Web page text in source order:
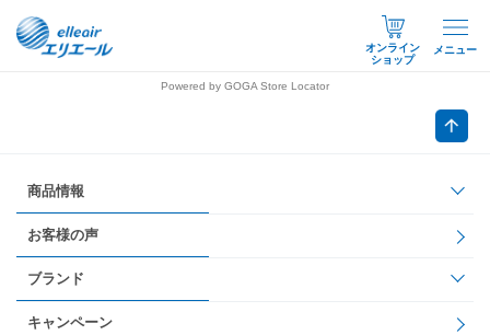
オンライン
ショップ
メニュー
Powered by GOGA Store Locator
商品情報
お客様の声
ブランド
キャンペーン